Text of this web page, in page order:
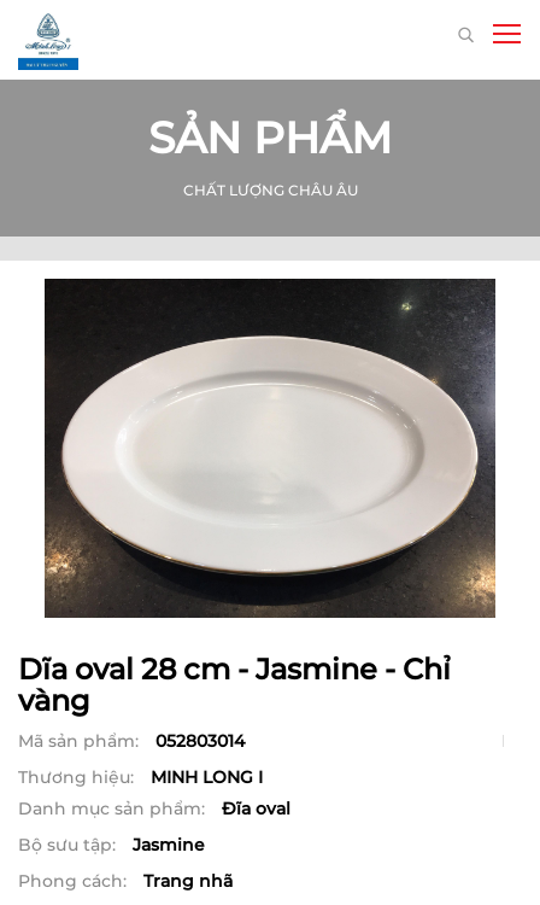
SẢN PHẨM
CHẤT LƯỢNG CHÂU ÂU
Dĩa oval 28 cm - Jasmine - Chỉ
vàng
Mã sản phẩm:
052803014
Thương hiệu:
MINH LONG I
Danh mục sản phẩm:
Đĩa oval
Bộ sưu tập:
Jasmine
Phong cách:
Trang nhã